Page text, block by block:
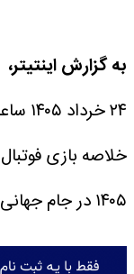
به گزارش اینتیتر،
۲۴ خرداد ۱۴۰۵ ساعت ۲۳:۳۰ پخش می شود.
۱۴۰۵ در جام جهانی را در این